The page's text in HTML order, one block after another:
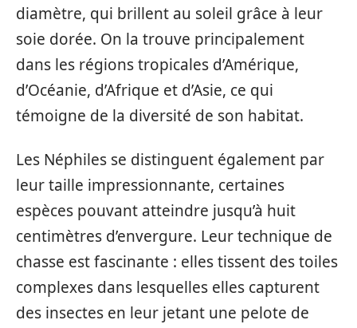
diamètre, qui brillent au soleil grâce à leur
soie dorée. On la trouve principalement
dans les régions tropicales d’Amérique,
d’Océanie, d’Afrique et d’Asie, ce qui
témoigne de la diversité de son habitat.
Les Néphiles se distinguent également par
leur taille impressionnante, certaines
espèces pouvant atteindre jusqu’à huit
centimètres d’envergure. Leur technique de
chasse est fascinante : elles tissent des toiles
complexes dans lesquelles elles capturent
des insectes en leur jetant une pelote de